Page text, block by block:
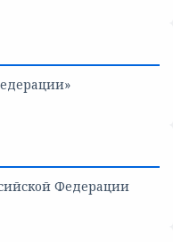
Федерации